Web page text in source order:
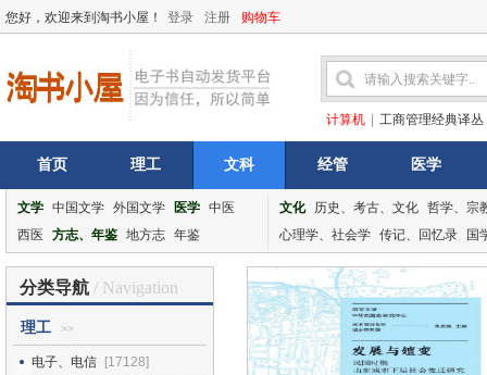
您好，欢迎来到淘书小屋！ 登录 注册 购物车
计算机 工商管理经典译丛
首页 理工 文科 经管 医学
文学 中国文学 外国文学 医学 中医
西医
方志、年鉴 地方志 年鉴
文化 历史、考古、文化 哲学、宗
心理学、社会学 传记、回忆录 国
分类导航 / Navigation
理工 >>
电子、电信 [17128]